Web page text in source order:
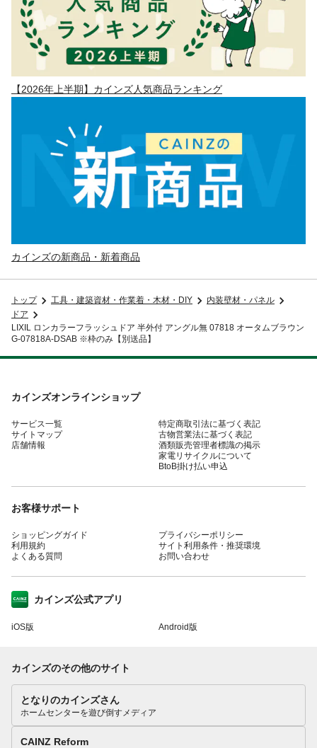
【2026年上半期】カインズ人気商品ランキング
カインズの新商品・新着商品
トップ 工具・建築資材・作業着・木材・DIY
内装壁材・パネル
ドア
LIXIL ロンカラーフラッシュドア 半外付 アングル無 07818 オータムブラウン
G-07818A-DSAB ※枠のみ【別送品】
カインズオンラインショップ
サービス一覧
サイトマップ
店舗情報
特定商取引法に基づく表記
古物営業法に基づく表記
酒類販売管理者標識の掲示
家電リサイクルについて
BtoB掛け払い申込
お客様サポート
ショッピングガイド
利用規約
よくある質問
プライバシーポリシー
サイト利用条件・推奨環境
お問い合わせ
カインズ公式アプリ
iOS版 Android版
カインズのその他のサイト
となりのカインズさん
ホームセンターを遊び倒すメディア
CAINZ Reform